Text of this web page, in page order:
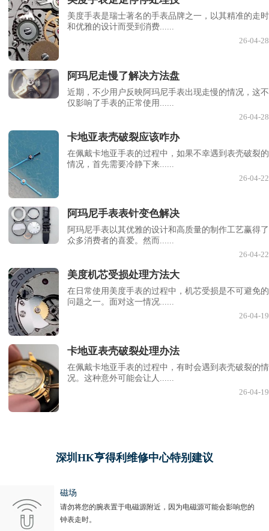
美度手表是瑞士著名的手表品牌之一，以其精准的走时
和优雅的设计而受到消费......
26-04-28
阿玛尼走慢了解决方法盘
近期，不少用户反映阿玛尼手表出现走慢的情况，这不
仅影响了手表的正常使用......
26-04-28
卡地亚表壳破裂应该咋办
在佩戴卡地亚手表的过程中，如果不幸遇到表壳破裂的
情况，首先需要冷静下来......
26-04-22
阿玛尼手表表针变色解决
阿玛尼手表以其优雅的设计和高质量的制作工艺赢得了
众多消费者的喜爱。然而......
26-04-22
美度机芯受损处理方法大
在日常使用美度手表的过程中，机芯受损是不可避免的
问题之一。面对这一情况......
26-04-19
卡地亚表壳破裂处理办法
在佩戴卡地亚手表的过程中，有时会遇到表壳破裂的情
况。这种意外可能会让人......
26-04-19
深圳HK亨得利维修中心特别建议
磁场
请勿将您的腕表置于电磁源附近，因为电磁源可能会影响您的
钟表走时。